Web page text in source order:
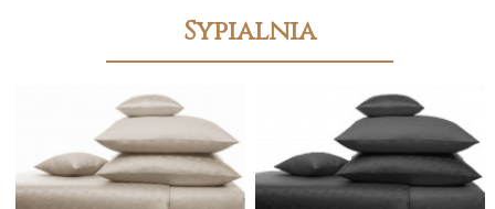
Sypialnia